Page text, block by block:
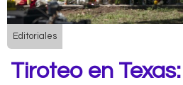
Editoriales
Tiroteo en